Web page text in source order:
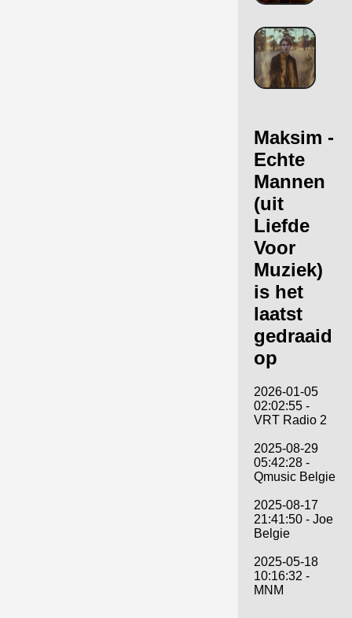
Maksim -
Echte
Mannen
(uit
Liefde
Voor
Muziek)
is het
laatst
gedraaid
op
2026-01-05
02:02:55 -
VRT Radio 2
2025-08-29
05:42:28 -
Qmusic Belgie
2025-08-17
21:41:50 - Joe
Belgie
2025-05-18
10:16:32 -
MNM